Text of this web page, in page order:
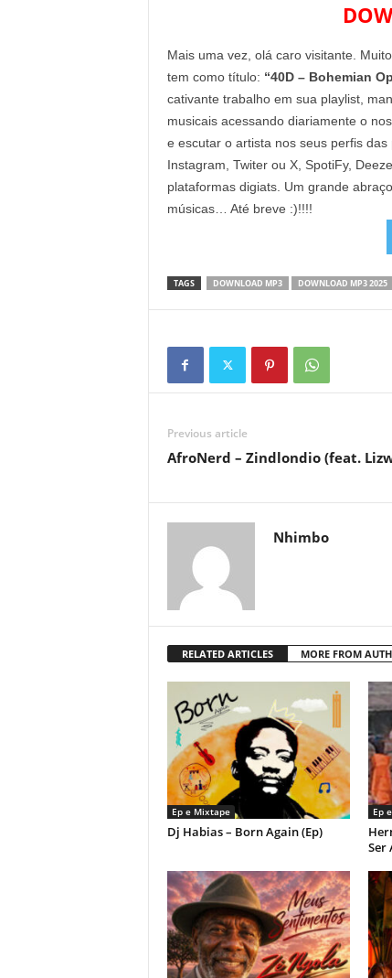
Mais uma vez, olá caro visitante.
tem como título: “40D – Bohemian
cativante trabalho em sua playlist,
musicais acessando diariamente o
e escutar o artista nos seus perfis
Instagram, Twiter ou X, SpotiFy,
plataformas digiats. Um grande
músicas… Até breve :)!!!!
TAGS DOWNLOAD MP3 DOWNLOAD MP3 2025
Previous article
AfroNerd – Zindlondio (feat.
Nhimbo
RELATED ARTICLES MORE FROM
Ep e Mixtape
Dj Habias – Born Again (Ep)
Ep
Ser